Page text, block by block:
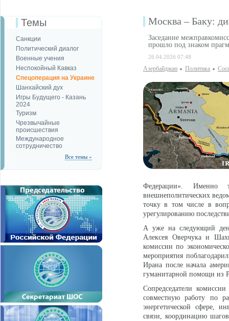
Темы
Санкции
Политический диалог
Военные учения
Неспокойный Кавказ
Спецоперация на Украине
Шанхайский дух
Игры Будущего - Казань
2024
Туризм
Чрезвычайные
происшествия
Международное
сотрудничество
Все темы »
Москва – Баку:
Заседание
прошло под знаком
26.04.2026 07:48
Азербайджан Политика
Федерации». Именно
внешнеполитических
точку в том числе в
урегулированию
А уже на следующий
Алексея Оверчука и
комиссии по
мероприятия
Ирана после начала
гуманитарной помощи из
Сопредседатели
совместную работу по
энергетической сфере,
связи, координацию